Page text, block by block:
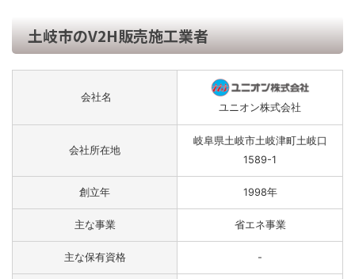
土岐市のV2H販売施工業者
会社名
ユニオン株式会社
会社所在地
岐阜県土岐市土岐津町土岐口
1589-1
創立年 1998年
主な事業 省エネ事業
主な保有資格 -